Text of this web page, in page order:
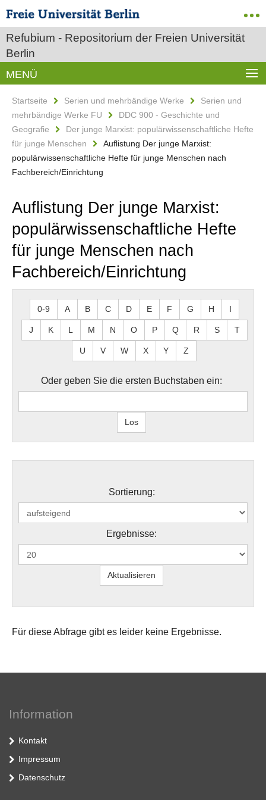
Refubium - Repositorium der Freien Universität
Berlin
MENÜ
Startseite Serien und mehrbändige Werke
Serien und
mehrbändige Werke FU
DDC 900 - Geschichte und
Geografie
Der junge Marxist: populärwissenschaftliche Hefte
für junge Menschen
Auflistung Der junge Marxist:
populärwissenschaftliche Hefte für junge Menschen nach
Fachbereich/Einrichtung
Auflistung Der junge Marxist:
populärwissenschaftliche Hefte
für junge Menschen nach
Fachbereich/Einrichtung
0-9 A B C D E F G H I
J K L M N O P Q R S T
U V W X Y Z
Oder geben Sie die ersten Buchstaben ein:
Sortierung:
Ergebnisse:
Für diese Abfrage gibt es leider keine Ergebnisse.
Information
Kontakt
Impressum
Datenschutz